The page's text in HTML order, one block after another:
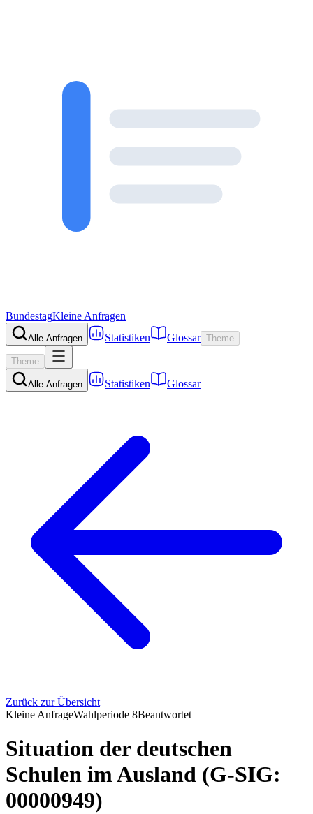
BundestagKleine Anfragen
Alle Anfragen Statistiken Glossar Theme
Theme
Alle Anfragen Statistiken Glossar
Zurück zur Übersicht
Kleine AnfrageWahlperiode 8Beantwortet
Situation der deutschen
Schulen im Ausland (G-SIG:
00000949)